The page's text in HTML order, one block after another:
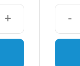
+ -